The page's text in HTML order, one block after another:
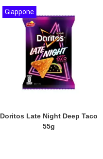
Doritos Late Night Deep Taco
55g
Giappone